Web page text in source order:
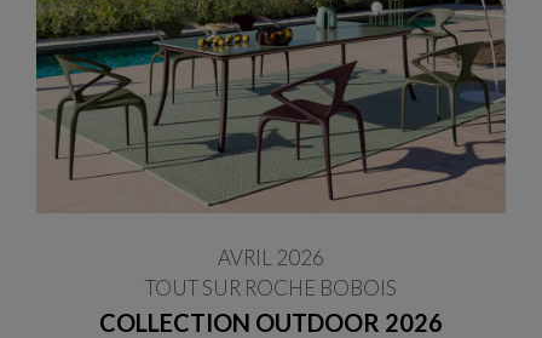
COLLECTION OUTDOOR 2026
AVRIL 2026
TOUT SUR ROCHE BOBOIS